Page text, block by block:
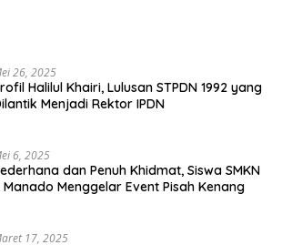
26, 2025
Halilul Khairi, Lulusan STPDN 1992 yang
Menjadi Rektor IPDN
6, 2025
dan Penuh Khidmat, Siswa SMKN
Manado Menggelar Event Pisah Kenang
17, 2025